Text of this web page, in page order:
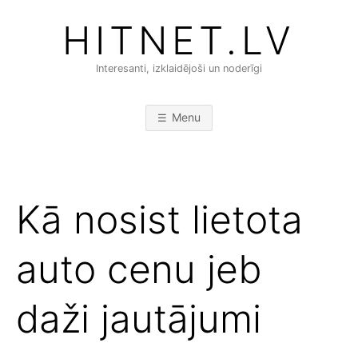
HITNET.LV
Interesanti, izklaidējoši un noderīgi
Menu
Kā nosist lietota
auto cenu jeb
daži jautājumi